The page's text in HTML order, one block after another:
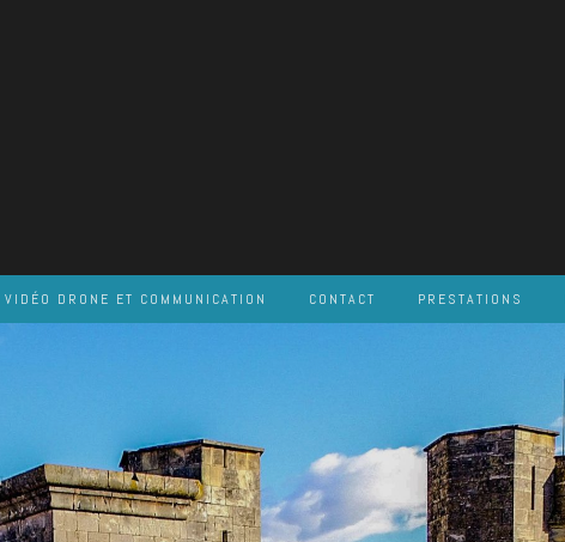
VIDÉO DRONE ET COMMUNICATION CONTACT PRESTATIONS